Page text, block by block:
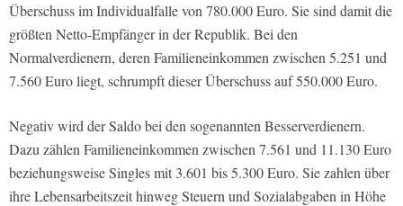
Überschuss im Individualfalle von 780.000 Euro. Sie sind damit die
größten Netto-Empfänger in der Republik. Bei den
Normalverdienern, deren Familieneinkommen zwischen 5.251 und
7.560 Euro liegt, schrumpft dieser Überschuss auf 550.000 Euro.
Negativ wird der Saldo bei den sogenannten Besserverdienern.
Dazu zählen Familieneinkommen zwischen 7.561 und 11.130 Euro
beziehungsweise Singles mit 3.601 bis 5.300 Euro. Sie zahlen über
ihre Lebensarbeitszeit hinweg Steuern und Sozialabgaben in Höhe